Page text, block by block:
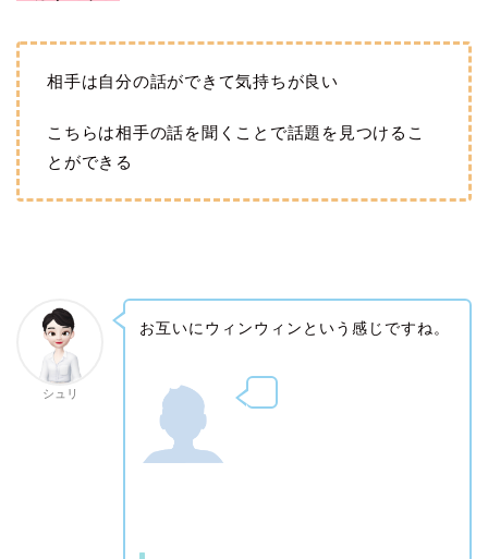
相手は自分の話ができて気持ちが良い
こちらは相手の話を聞くことで話題を見つけるこ
とができる
シュリ
お互いにウィンウィンという感じですね。